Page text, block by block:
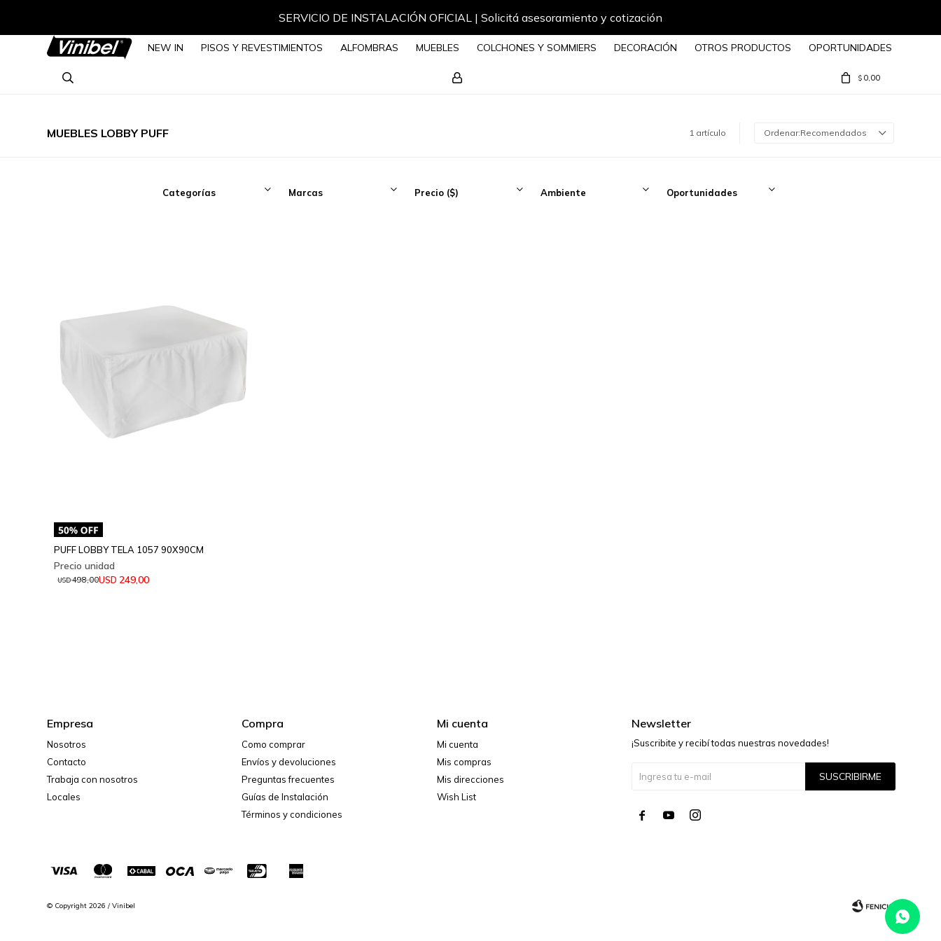
SERVICIO DE INSTALACIÓN OFICIAL | Solicitá asesoramiento y cotización
NEW IN PISOS Y REVESTIMIENTOS ALFOMBRAS MUEBLES COLCHONES Y SOMMIERS DECORACIÓN OTROS PRODUCTOS OPORTUNIDADES
$ 0,00
MUEBLES LOBBY PUFF 1 artículo Recomendados
PUFF LOBBY TELA 1057 90X90CM
USD 249,00
USD498,00
Categorías Marcas Precio ($) Ambiente Oportunidades
Empresa
Nosotros
Contacto
Trabaja con nosotros
Locales
Compra
Como comprar
Envíos y devoluciones
Preguntas frecuentes
Guías de Instalación
Términos y condiciones
Mi cuenta
Mi cuenta
Mis compras
Mis direcciones
Wish List
Newsletter
¡Suscribite y recibí todas nuestras novedades!
SUSCRIBIRME
  
© Copyright 2026 / Vinibel